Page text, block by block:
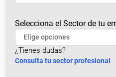
Selecciona el Sector de tu
¿Tienes dudas?
Consulta tu sector profesional